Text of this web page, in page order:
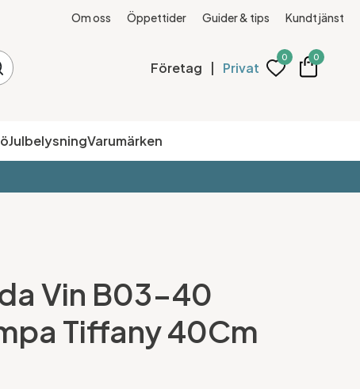
Om oss Öppettider Guider & tips Kundtjänst
Företag | Privat
0 0
JulbelysningVarumärken
Vin B03-40
Tiffany 40Cm